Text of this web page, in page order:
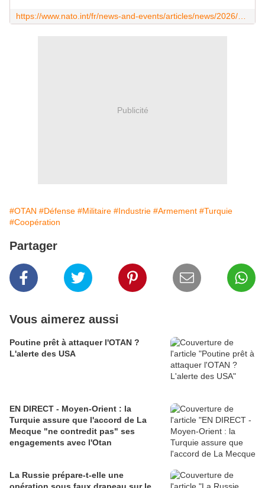
Publicité
#OTAN #Défense #Militaire #Industrie #Armement #Turquie
#Coopération
Partager
Vous aimerez aussi
Poutine prêt à attaquer l'OTAN ?
L'alerte des USA
EN DIRECT - Moyen-Orient : la
Turquie assure que l'accord de La
Mecque "ne contredit pas" ses
engagements avec l'Otan
La Russie prépare-t-elle une